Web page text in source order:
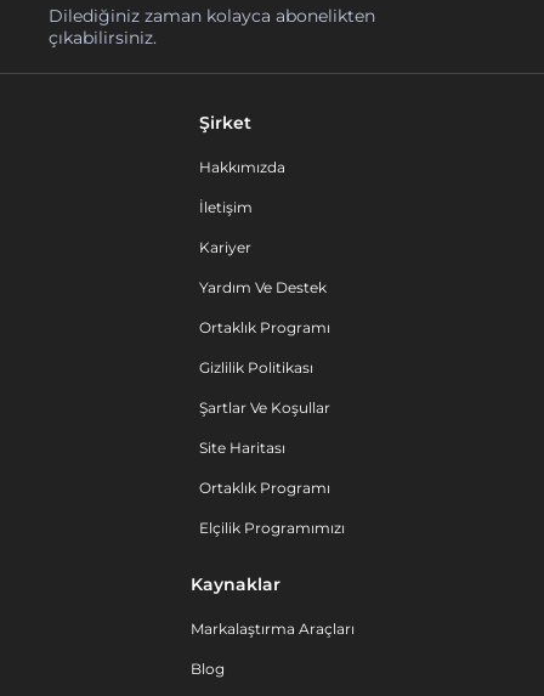
Dilediğiniz zaman kolayca abonelikten
çıkabilirsiniz.
Şirket
Hakkımızda
İletişim
Kariyer
Yardım Ve Destek
Ortaklık Programı
Gizlilik Politikası
Şartlar Ve Koşullar
Site Haritası
Ortaklık Programı
Elçilik Programımızı
Kaynaklar
Markalaştırma Araçları
Blog